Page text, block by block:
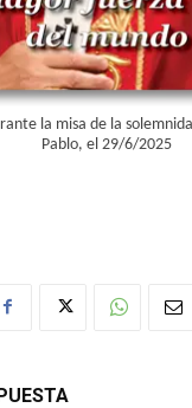
la misa de la
Pablo, el 29/6/2025